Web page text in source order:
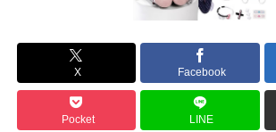
X Facebook
Pocket LINE